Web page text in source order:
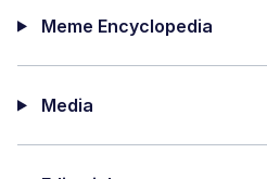
Meme Encyclopedia
Media